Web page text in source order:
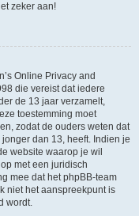
zeker aan!
Online Privacy and
die vereist dat iedere
de 13 jaar verzamelt,
toestemming moet
zodat de ouders weten dat
dan 13, heeft. Indien je
website waarop je wil
met een juridisch
mee dat het phpBB-team
niet het aanspreekpunt is
wordt.